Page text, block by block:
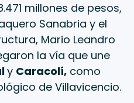
millones de pesos,
Sanabria y el
Mario Leandro
la vía que une
y Caracolí, como
de Villavicencio.